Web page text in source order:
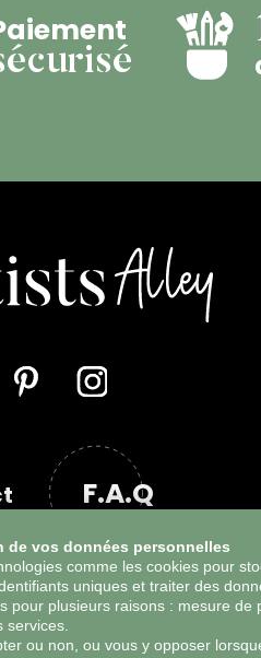
F.A.Q
vos données personnelles
comme les cookies pour
uniques et traiter des
pour plusieurs raisons : mesure
services.
ou non, ou vous y opposer